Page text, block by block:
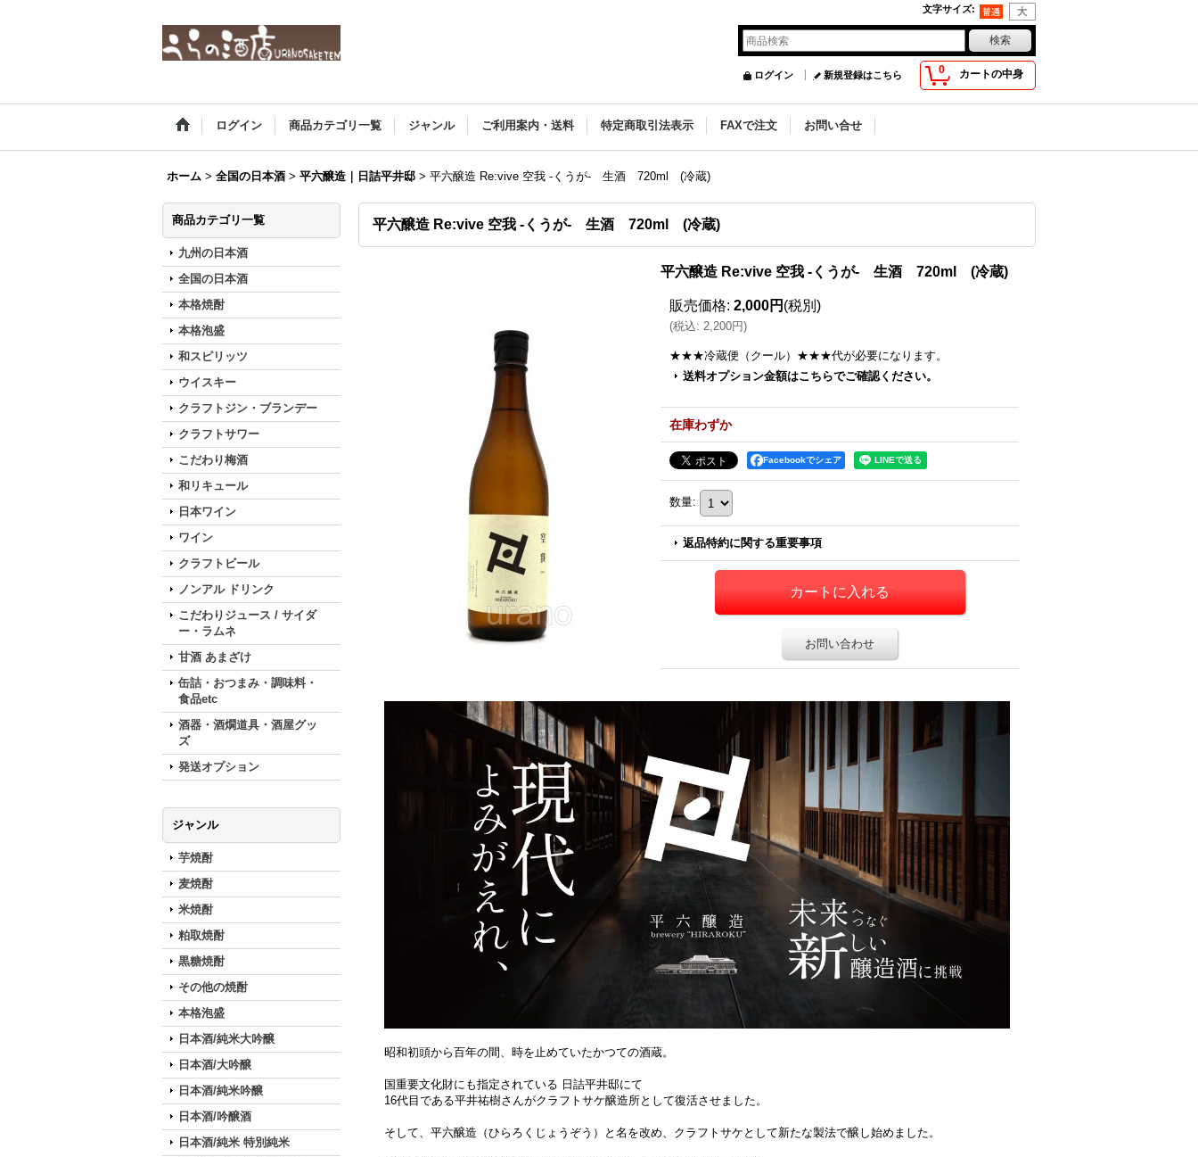
文字サイズ:
0 カートの中身
ログイン 新規登録はこちら
ログイン 商品カテゴリ一覧 ジャンル ご利用案内・送料 特定商取引法表示 FAXで注文 お問い合せ
ホーム > 全国の日本酒 > 平六醸造｜日詰平井邸 > 平六醸造 Re:vive 空我 -くうが- 生酒 720ml (冷蔵)
商品カテゴリ一覧
九州の日本酒
全国の日本酒
本格焼酎
本格泡盛
和スピリッツ
ウイスキー
クラフトジン・ブランデー
クラフトサワー
こだわり梅酒
和リキュール
日本ワイン
ワイン
クラフトビール
ノンアル ドリンク
こだわりジュース / サイダ
ー・ラムネ
甘酒 あまざけ
缶詰・おつまみ・調味料・
食品etc
酒器・酒燗道具・酒屋グッ
ズ
発送オプション
ジャンル
芋焼酎
麦焼酎
米焼酎
粕取焼酎
黒糖焼酎
その他の焼酎
本格泡盛
日本酒/純米大吟醸
日本酒/大吟醸
日本酒/純米吟醸
日本酒/吟醸酒
日本酒/純米 特別純米
平六醸造 Re:vive 空我 -くうが- 生酒 720ml (冷蔵)
平六醸造 Re:vive 空我 -くうが- 生酒 720ml (冷蔵)
販売価格: 2,000円 (税別)
(税込: 2,200円)
★★★冷蔵便（クール）★★★代が必要になります。
送料オプション金額はこちらでご確認ください。
在庫わずか
Facebookでシェア
数量:
返品特約に関する重要事項
お問い合わせ
昭和初頭から百年の間、時を止めていたかつての酒蔵。
国重要文化財にも指定されている 日詰平井邸にて
16代目である平井祐樹さんがクラフトサケ醸造所として復活させました。
そして、平六醸造（ひらろくじょうぞう）と名を改め、クラフトサケとして新たな製法で醸し始めました。